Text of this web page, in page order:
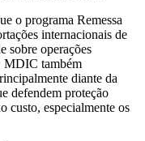
o programa Remessa
internacionais de
sobre operações
MDIC também
diante da
defendem proteção
custo, especialmente os